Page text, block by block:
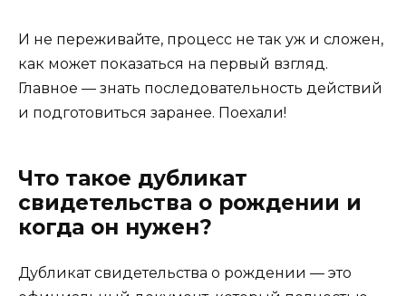
И не переживайте, процесс не так уж и сложен,
как может показаться на первый взгляд.
Главное — знать последовательность действий
и подготовиться заранее. Поехали!
Что такое дубликат
свидетельства о рождении и
когда он нужен?
Дубликат свидетельства о рождении — это